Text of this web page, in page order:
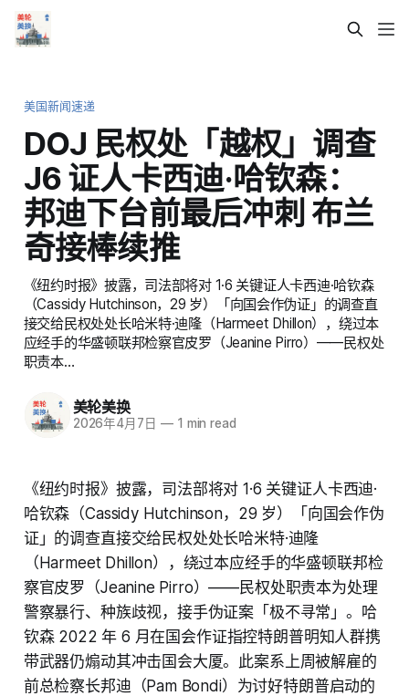
美国新闻速递
DOJ 民权处「越权」调查
J6 证人卡西迪·哈钦森：
邦迪下台前最后冲刺 布兰
奇接棒续推
《纽约时报》披露，司法部将对 1·6 关键证人卡西迪·哈钦森
（Cassidy Hutchinson，29 岁）「向国会作伪证」的调查直
接交给民权处处长哈米特·迪隆（Harmeet Dhillon），绕过本
应经手的华盛顿联邦检察官皮罗（Jeanine Pirro）——民权处
职责本…
美轮美换
2026年4月7日 —1 min read
《纽约时报》披露，司法部将对 1·6 关键证人卡西迪·
哈钦森（Cassidy Hutchinson，29 岁）「向国会作伪
证」的调查直接交给民权处处长哈米特·迪隆
（Harmeet Dhillon），绕过本应经手的华盛顿联邦检
察官皮罗（Jeanine Pirro）——民权处职责本为处理
警察暴行、种族歧视，接手伪证案「极不寻常」。哈
钦森 2022 年 6 月在国会作证指控特朗普明知人群携
带武器仍煽动其冲击国会大厦。此案系上周被解雇的
前总检察长邦迪（Pam Bondi）为讨好特朗普启动的